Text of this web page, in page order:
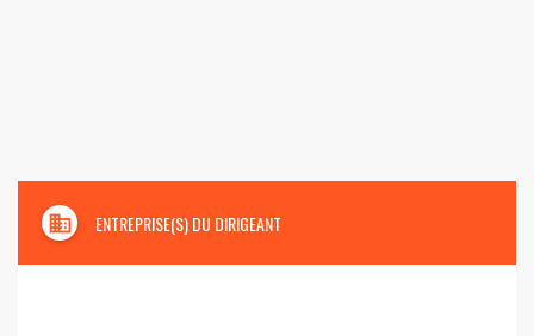
domain ENTREPRISE(S) DU DIRIGEANT